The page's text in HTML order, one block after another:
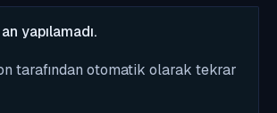
yapılamadı.
tarafından otomatik olarak tekrar